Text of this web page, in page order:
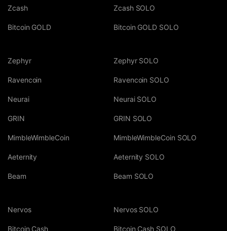
Zcash
Bitcoin GOLD
Zcash SOLO
Bitcoin GOLD SOLO
Zephyr
Ravencoin
Neurai
GRIN
MimbleWimbleCoin
Aeternity
Beam
Zephyr SOLO
Ravencoin SOLO
Neurai SOLO
GRIN SOLO
MimbleWimbleCoin SOLO
Aeternity SOLO
Beam SOLO
Nervos
Bitcoin Cash
Nervos SOLO
Bitcoin Cash SOLO